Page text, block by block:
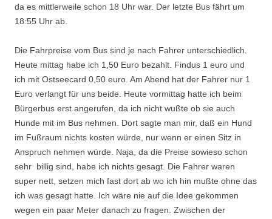
da es mittlerweile schon 18 Uhr war. Der letzte Bus fährt um
18:55 Uhr ab.
Die Fahrpreise vom Bus sind je nach Fahrer unterschiedlich.
Heute mittag habe ich 1,50 Euro bezahlt. Findus 1 euro und
ich mit Ostseecard 0,50 euro. Am Abend hat der Fahrer nur 1
Euro verlangt für uns beide. Heute vormittag hatte ich beim
Bürgerbus erst angerufen, da ich nicht wußte ob sie auch
Hunde mit im Bus nehmen. Dort sagte man mir, daß ein Hund
im Fußraum nichts kosten würde, nur wenn er einen Sitz in
Anspruch nehmen würde. Naja, da die Preise sowieso schon
sehr billig sind, habe ich nichts gesagt. Die Fahrer waren
super nett, setzen mich fast dort ab wo ich hin mußte ohne das
ich was gesagt hatte. Ich wäre nie auf die Idee gekommen
wegen ein paar Meter danach zu fragen. Zwischen der